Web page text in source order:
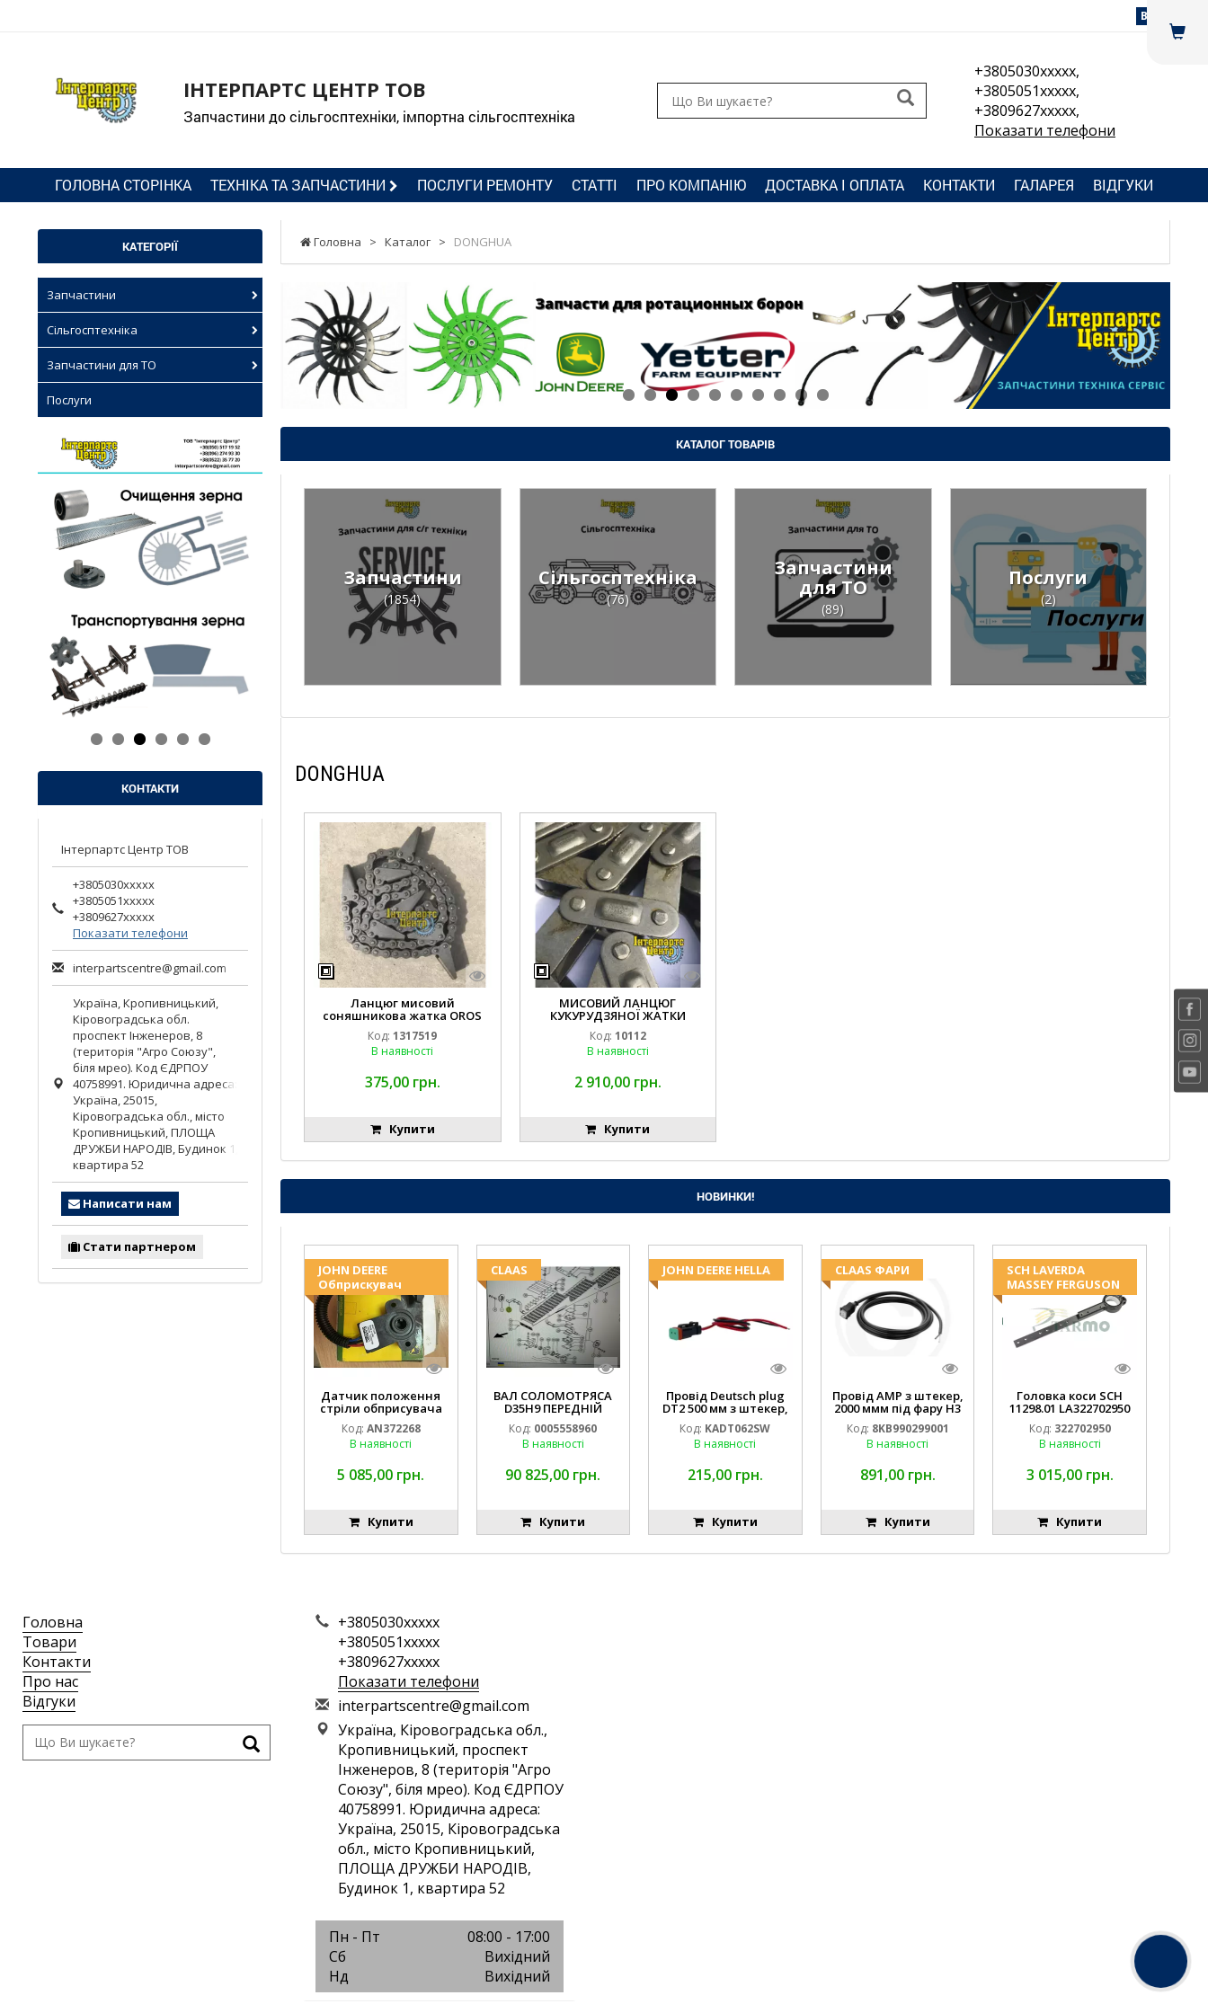
Вхід
ІНТЕРПАРТС ЦЕНТР ТОВ
Запчастини до сільгосптехніки, імпортна сільгосптехніка
+3805030xxxxx,
+3805051xxxxx,
+3809627xxxxx,
Показати телефони
ГОЛОВНА СТОРІНКА ТЕХНІКА ТА ЗАПЧАСТИНИ ПОСЛУГИ РЕМОНТУ СТАТТІ ПРО КОМПАНІЮ ДОСТАВКА І ОПЛАТА КОНТАКТИ ГАЛАРЕЯ ВІДГУКИ
Головна > Каталог > DONGHUA
КАТАЛОГ ТОВАРІВ
Запчастини
(1854)
Сільгосптехніка
(76)
Запчастини
для ТО
(89)
Послуги
(2)
DONGHUA
Ланцюг мисовий
соняшникова жатка OROS
1.317.519, 92 звена DONGHUA
Код: 1317519
В наявності
375,00 грн.
Купити
МИСОВИЙ ЛАНЦЮГ
КУКУРУДЗЯНОЇ ЖАТКИ
DOMINONI CA550, 10112
DONGHUA
Код: 10112
В наявності
2 910,00 грн.
Купити
НОВИНКИ!
JOHN DEERE
Обприскувач
Датчик положення
стріли обприсувача
JOHN DEERE
Код: AN372268
В наявності
5 085,00 грн.
Купити
CLAAS
ВАЛ СОЛОМОТРЯСА
D35H9 ПЕРЕДНІЙ
0007555510
Код: 0005558960
В наявності
90 825,00 грн.
Купити
JOHN DEERE HELLA
Провід Deutsch plug
DT2 500 мм з штекер,
під фару H3 (JOHN
DEERE AL116438
994.184.00) ) Kramp
Код: KADT062SW
В наявності
215,00 грн.
Купити
CLAAS ФАРИ
Провід AMP з штекер,
2000 ммм під фару H3
(CLAAS 013733) Hella
Код: 8KB990299001
В наявності
891,00 грн.
Купити
SCH LAVERDA
MASSEY FERGUSON
Головка коси SCH
11298.01 LA322702950
D28274011 EMNIYET
Код: 322702950
В наявності
3 015,00 грн.
Купити
КАТЕГОРІЇ
Запчастини
Сільгосптехніка
Запчастини для ТО
Послуги
КОНТАКТИ
Інтерпартс Центр ТОВ
+3805030xxxxx
+3805051xxxxx
+3809627xxxxx
Показати телефони
interpartscentre@gmail.com
Україна, Кропивницький
Кіровоградська обл.
проспект Інженеров, 8
(територія "Агро Союзу",
біля мрео). Код ЄДРПОУ
40758991. Юридична адреса:
Україна, 25015,
Кіровоградська обл., місто
Кропивницький, ПЛОЩА
ДРУЖБИ НАРОДІВ, Будинок 1,
квартира 52
Написати нам
Стати партнером
Головна
Товари
Контакти
Про нас
Відгуки
+3805030xxxxx
+3805051xxxxx
+3809627xxxxx
Показати телефони
interpartscentre@gmail.com
Україна, Кіровоградська обл.,
Кропивницький, проспект
Інженеров, 8 (територія "Агро
Союзу", біля мрео). Код ЄДРПОУ
40758991. Юридична адреса:
Україна, 25015, Кіровоградська
обл., місто Кропивницький,
ПЛОЩА ДРУЖБИ НАРОДІВ,
Будинок 1, квартира 52
Пн - Пт
08:00 - 17:00
Сб
Вихідний
Нд
Вихідний